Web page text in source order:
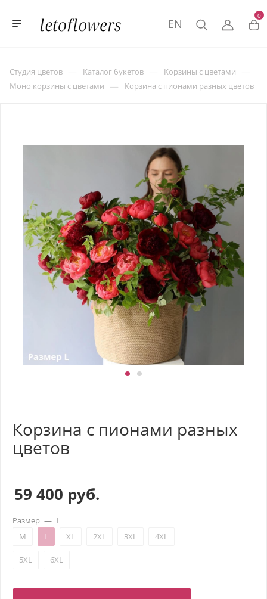
0
EN
Студия цветов — Каталог букетов — Корзины с цветами —
Моно корзины с цветами — Корзина с пионами разных цветов
Корзина с пионами разных
цветов
59 400 руб.
Размер — L
M
L XL 2XL 3XL 4XL
5XL 6XL